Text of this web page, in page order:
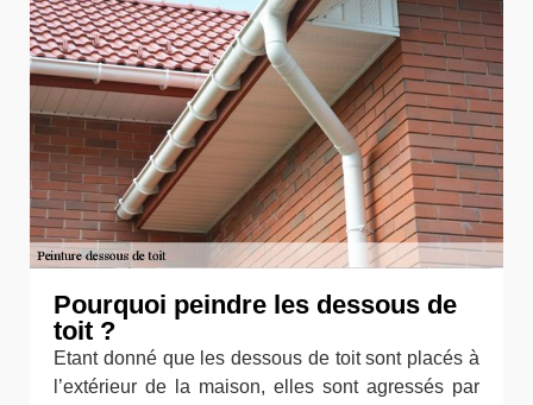
Pourquoi peindre les dessous de
toit ?
Etant donné que les dessous de toit sont placés à
l’extérieur de la maison, elles sont agressés par